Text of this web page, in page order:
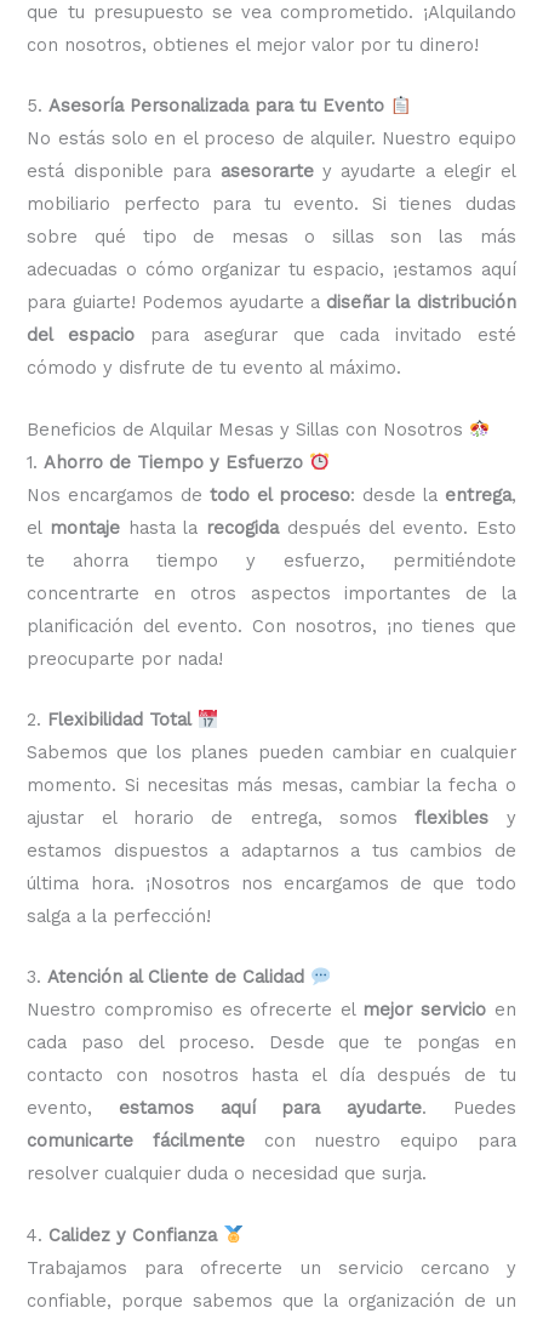
que tu presupuesto se vea comprometido. ¡Alquilando
con nosotros, obtienes el mejor valor por tu dinero!
5.Asesoría Personalizada para tu Evento
No estás solo en el proceso de alquiler. Nuestro equipo
está disponible para asesorartey ayudarte a elegir el
mobiliario perfecto para tu evento. Si tienes dudas
sobre qué tipo de mesas o sillas son las más
adecuadas o cómo organizar tu espacio, ¡estamos aquí
para guiarte! Podemos ayudarte a diseñar la distribución
del espacio para asegurar que cada invitado esté
cómodo y disfrute de tu evento al máximo.
Beneficios de Alquilar Mesas y Sillas con Nosotros
1.Ahorro de Tiempo y Esfuerzo
Nos encargamos detodo el proceso: desde la entrega,
el montaje hasta la recogidadespués del evento. Esto
te ahorra tiempo y esfuerzo, permitiéndote
concentrarte en otros aspectos importantes de la
planificación del evento. Con nosotros, ¡no tienes que
preocuparte por nada!
2. Flexibilidad Total
Sabemos que los planes pueden cambiar en cualquier
momento. Si necesitas más mesas, cambiar la fecha o
ajustar el horario de entrega, somosflexibles y
estamos dispuestos a adaptarnos a tus cambios de
última hora. ¡Nosotros nos encargamos de que todo
salga a la perfección!
3.Atención al Cliente de Calidad
Nuestro compromiso es ofrecerte el mejor servicioen
cada paso del proceso. Desde que te pongas en
contacto con nosotros hasta el día después de tu
evento, estamos aquí para ayudarte. Puedes
comunicarte fácilmente con nuestro equipo para
resolver cualquier duda o necesidad que surja.
4. Calidez y Confianza
Trabajamos para ofrecerte un servicio cercano y
confiable, porque sabemos que la organización de un